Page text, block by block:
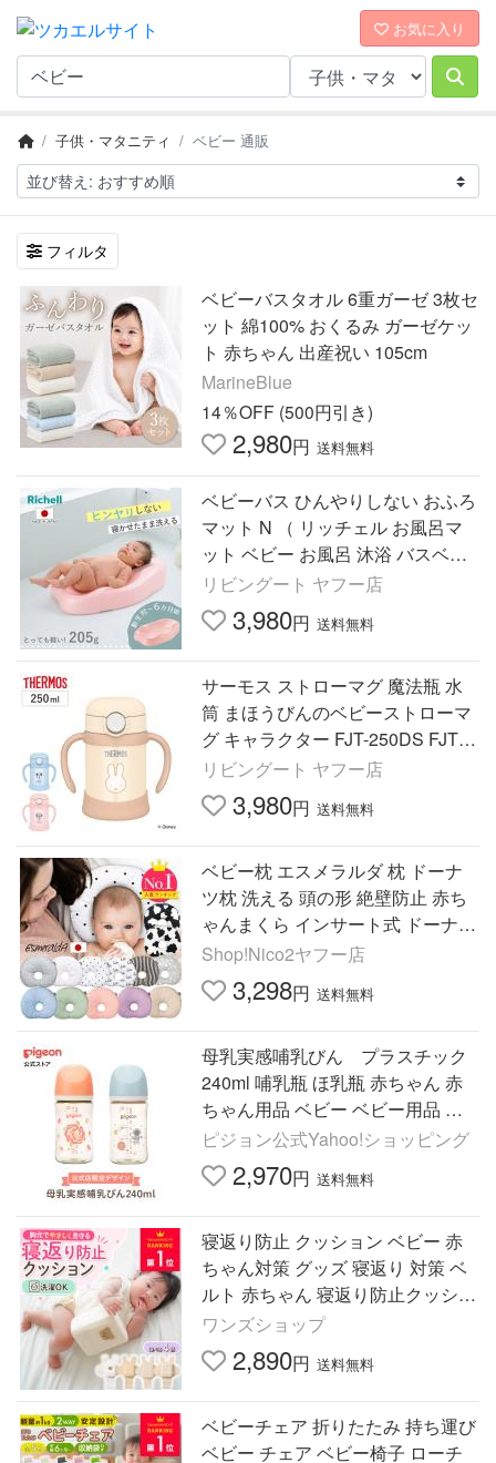
お気に入り
子供・マタニティ ベビー 通販
フィルタ
ベビーバスタオル 6重ガーゼ 3枚セ
ット 綿100% おくるみ ガーゼケッ
ト 赤ちゃん 出産祝い 105cm
MarineBlue
14％OFF (500円引き)
2,980円 送料無料
ベビーバス ひんやりしない おふろ
マット N （ リッチェル お風呂マ
ット ベビー お風呂 沐浴 バスベッ
ド バスマット 軽い 浴室内 ベビー
用 ）
リビングート ヤフー店
3,980円 送料無料
サーモス ストローマグ 魔法瓶 水
筒 まほうびんのベビーストローマ
グ キャラクター FJT-250DS FJT-2
50B （ thermos THERMOS ベビー
マグ まほうびん 250ml ）
リビングート ヤフー店
3,980円 送料無料
ベビー枕 エスメラルダ 枕 ドーナ
ツ枕 洗える 頭の形 絶壁防止 赤ち
ゃんまくら インサート式 ドーナツ
まくら 日本製 赤ちゃん枕 頭の形
が良くなる 赤ちゃん
Shop!Nico2ヤフー店
3,298円 送料無料
母乳実感哺乳びん プラスチック
240ml 哺乳瓶 ほ乳瓶 赤ちゃん 赤
ちゃん用品 ベビー ベビー用品 ベ
ビーグッズ 新生児 哺乳びん 出産
ギフト ピジョン pigeon
ピジョン公式Yahoo!ショッピング
2,970円 送料無料
寝返り防止 クッション ベビー 赤
ちゃん対策 グッズ 寝返り 対策 ベ
ルト 赤ちゃん 寝返り防止クッショ
ン うつ伏せ防止 新生児 1歳 寝返り
防止ベルト うつぶせ
ワンズショップ
2,890円 送料無料
ベビーチェア 折りたたみ 持ち運び
ベビー チェア ベビー椅子 ローチ